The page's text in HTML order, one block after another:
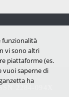
funzionalità
vi sono altri
piattaforme (es.
vuoi saperne di
ha